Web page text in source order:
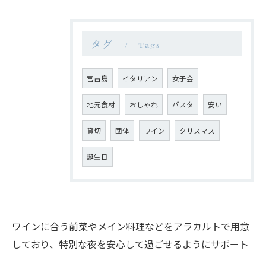
タグ Tags
宮古島 イタリアン 女子会
地元食材 おしゃれ パスタ 安い
貸切 団体 ワイン クリスマス
誕生日
ワインに合う前菜やメイン料理などをアラカルトで用意
しており、特別な夜を安心して過ごせるようにサポート